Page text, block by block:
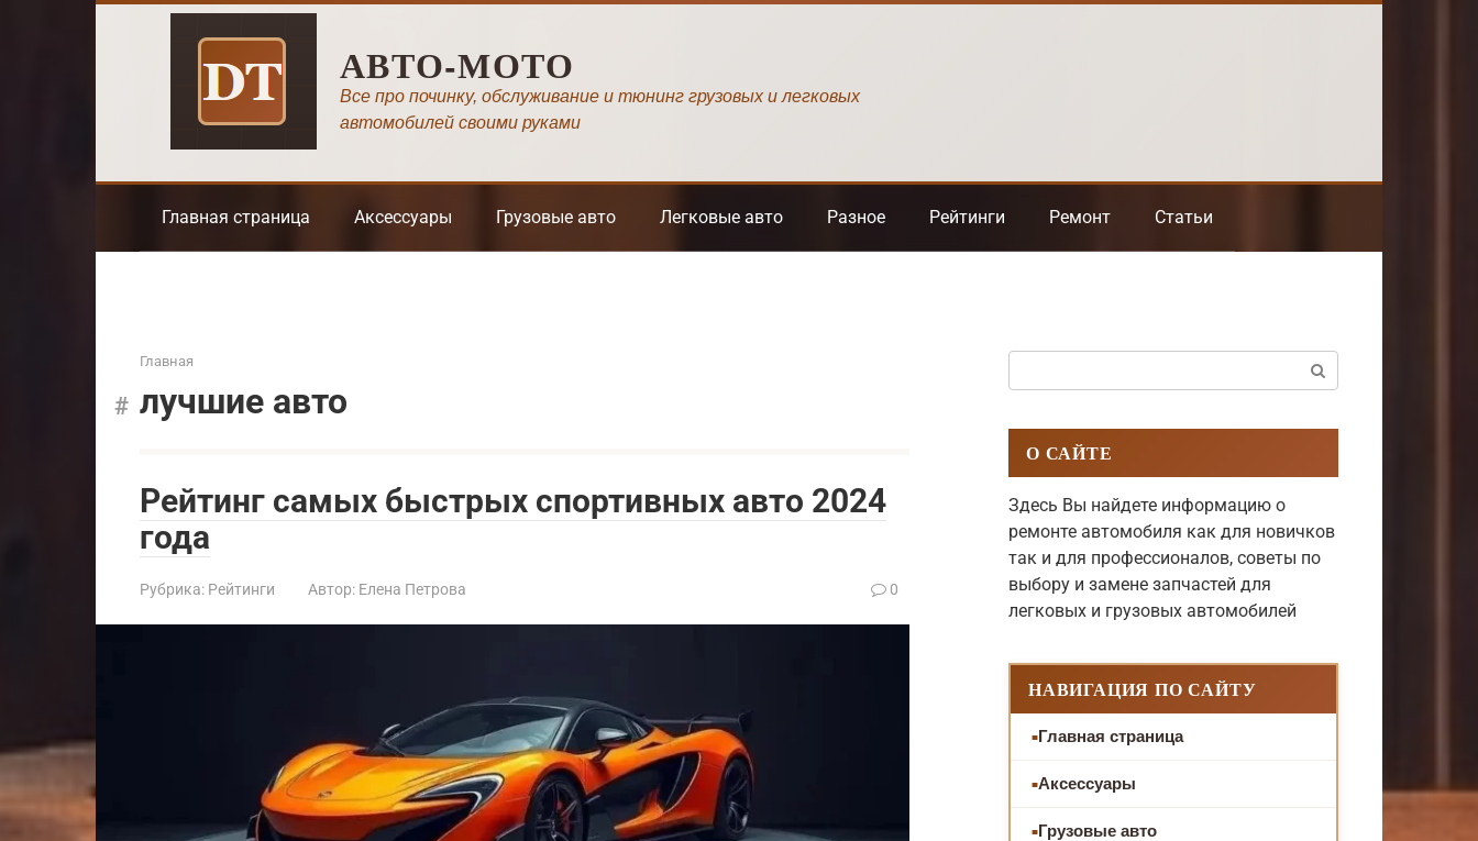
АВТО-МОТО
Все про починку, обслуживание и тюнинг грузовых и легковых
автомобилей своими руками
Главная страница Аксессуары Грузовые авто Легковые авто Разное Рейтинги Ремонт Статьи
Главная
лучшие авто
Рейтинг самых быстрых спортивных авто 2024
года
Рубрика: Рейтинги Автор: Елена Петрова 0
О САЙТЕ
Здесь Вы найдете информацию о
ремонте автомобиля как для новичков
так и для профессионалов, советы по
выбору и замене запчастей для
легковых и грузовых автомобилей
НАВИГАЦИЯ ПО САЙТУ
Главная страница
Аксессуары
Грузовые авто